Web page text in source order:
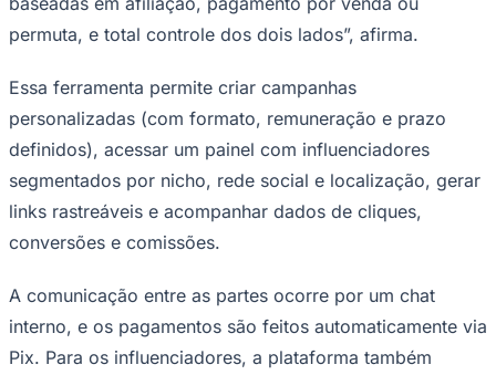
permuta, e total controle dos dois lados”, afirma.
Essa ferramenta permite criar campanhas
personalizadas (com formato, remuneração e prazo
definidos), acessar um painel com influenciadores
segmentados por nicho, rede social e localização, gerar
links rastreáveis e acompanhar dados de cliques,
conversões e comissões.
A comunicação entre as partes ocorre por um chat
interno, e os pagamentos são feitos automaticamente via
Pix. Para os influenciadores, a plataforma também